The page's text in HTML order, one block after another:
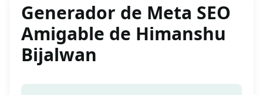
Generador de Meta SEO
Amigable de Himanshu
Bijalwan